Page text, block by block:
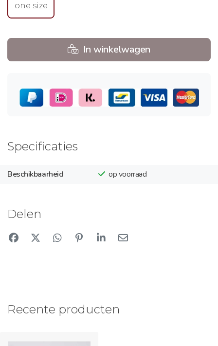
one size
In winkelwagen
Specificaties
Beschikbaarheid op voorraad
Delen
Recente producten